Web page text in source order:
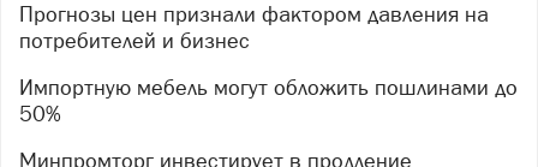
Прогнозы цен признали фактором давления на
потребителей и бизнес
Импортную мебель могут обложить пошлинами до
50%
Минпромторг инвестирует в продление